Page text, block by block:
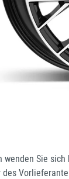
wenden Sie
des